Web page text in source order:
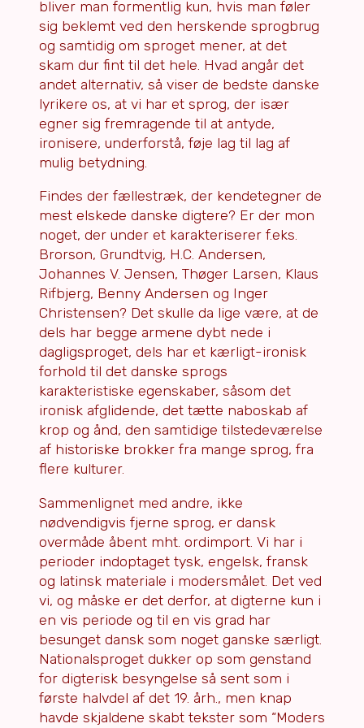
bliver man formentlig kun, hvis man føler
sig beklemt ved den herskende sprogbrug
og samtidig om sproget mener, at det
skam dur fint til det hele. Hvad angår det
andet alternativ, så viser de bedste danske
lyrikere os, at vi har et sprog, der især
egner sig fremragende til at antyde,
ironisere, underforstå, føje lag til lag af
mulig betydning.
Findes der fællestræk, der kendetegner de
mest elskede danske digtere? Er der mon
noget, der under et karakteriserer f.eks.
Brorson, Grundtvig, H.C. Andersen,
Johannes V. Jensen, Thøger Larsen, Klaus
Rifbjerg, Benny Andersen og Inger
Christensen? Det skulle da lige være, at de
dels har begge armene dybt nede i
dagligsproget, dels har et kærligt-ironisk
forhold til det danske sprogs
karakteristiske egenskaber, såsom det
ironisk afglidende, det tætte naboskab af
krop og ånd, den samtidige tilstedeværelse
af historiske brokker fra mange sprog, fra
flere kulturer.
Sammenlignet med andre, ikke
nødvendigvis fjerne sprog, er dansk
overmåde åbent mht. ordimport. Vi har i
perioder indoptaget tysk, engelsk, fransk
og latinsk materiale i modersmålet. Det ved
vi, og måske er det derfor, at digterne kun i
en vis periode og til en vis grad har
besunget dansk som noget ganske særligt.
Nationalsproget dukker op som genstand
for digterisk besyngelse så sent som i
første halvdel af det 19. årh., men knap
havde skjaldene skabt tekster som “Moders